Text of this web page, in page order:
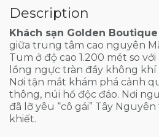
Description
Khách sạn Golden
giữa trung tâm cao nguyên
Tum ở độ cao 1.200 mét so
lồng ngực tràn đầy không khí
Nơi tận mắt khám phá cảnh
thông, núi hồ độc đáo. Nơi
đã lỡ yêu “cô gái” Tây
khiết.